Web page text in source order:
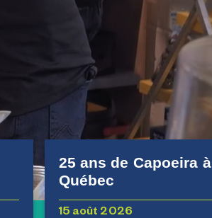
25 ans de Capoeira à
Québec
15 août 2026